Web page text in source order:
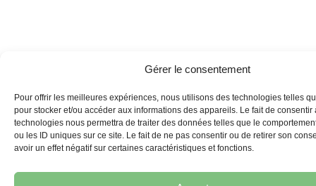
Gérer le consentement
Pour offrir les meilleures expériences, nous utilisons des technologies telles
pour stocker et/ou accéder aux informations des appareils. Le fait de consentir
technologies nous permettra de traiter des données telles que le
ou les ID uniques sur ce site. Le fait de ne pas consentir ou de retirer son
avoir un effet négatif sur certaines caractéristiques et fonctions.